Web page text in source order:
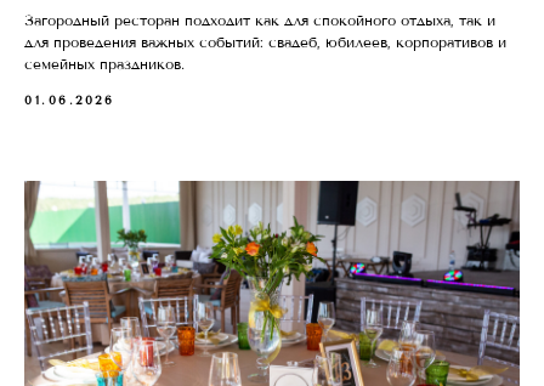
Загородный ресторан подходит как для спокойного отдыха, так и
для проведения важных событий: свадеб, юбилеев, корпоративов и
семейных праздников.
01.06.2026